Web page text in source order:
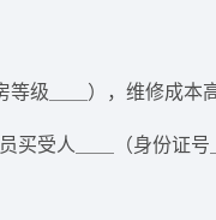
等级＿＿），维修成本
买受人＿＿（身份证号